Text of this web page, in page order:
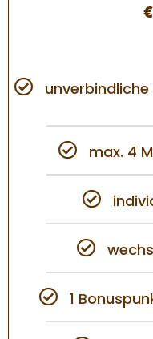
€
max. 4
1